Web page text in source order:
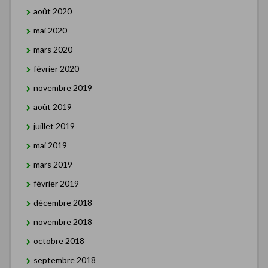
août 2020
mai 2020
mars 2020
février 2020
novembre 2019
août 2019
juillet 2019
mai 2019
mars 2019
février 2019
décembre 2018
novembre 2018
octobre 2018
septembre 2018